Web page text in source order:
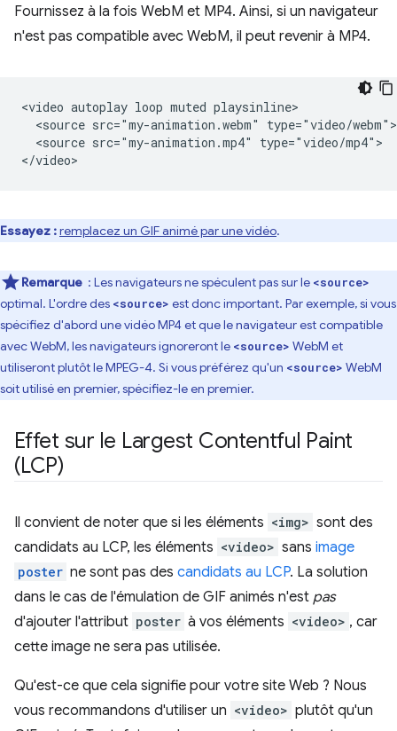
Fournissez à la fois WebM et MP4. Ainsi, si un navigateur
n'est pas compatible avec WebM, il peut revenir à MP4.
<video autoplay loop muted playsinline>
  <source src="my-animation.webm" type="video/webm">
  <source src="my-animation.mp4" type="video/mp4">
Essayez :remplacez un GIF animé par une vidéo.
Remarque : Les navigateurs ne spéculent pas sur le <source>
optimal. L'ordre des <source> est donc important. Par exemple, si vous
spécifiez d'abord une vidéo MP4 et que le navigateur est compatible
avec WebM, les navigateurs ignoreront le <source> WebM et
utiliseront plutôt le MPEG-4. Si vous préférez qu'un <source> WebM
soit utilisé en premier, spécifiez-le en premier.
Effet sur le Largest Contentful Paint
(LCP)
Il convient de noter que si les éléments <img> sont des
candidats au LCP, les éléments <video> sans image
poster ne sont pas des candidats au LCP. La solution
dans le cas de l'émulation de GIF animés n'est pas
d'ajouter l'attribut poster à vos éléments <video> , car
cette image ne sera pas utilisée.
Qu'est-ce que cela signifie pour votre site Web ? Nous
vous recommandons d'utiliser un <video> plutôt qu'un